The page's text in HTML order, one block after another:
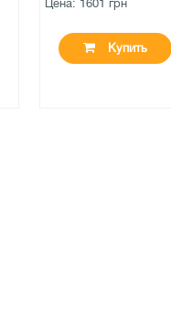
Цена: 2020 грн
Купить